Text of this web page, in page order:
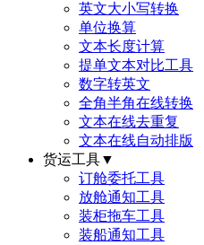
英文大小写转换
单位换算
文本长度计算
提单文本对比工具
数字转英文
全角半角在线转换
文本在线去重复
文本在线自动排版
货运工具▼
订舱委托工具
放舱通知工具
装柜拖车工具
装船通知工具